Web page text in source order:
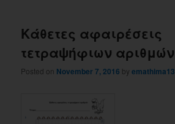
Κάθετες αφαιρέσεις
τετραψήφιων αριθμών
Posted on November 7, 2016 byemathima13